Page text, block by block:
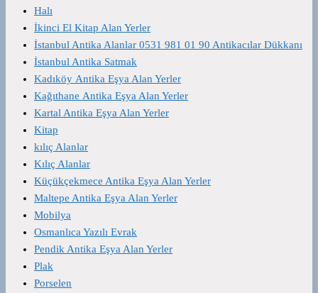
Halı
İkinci El Kitap Alan Yerler
İstanbul Antika Alanlar 0531 981 01 90 Antikacılar Dükkanı
İstanbul Antika Satmak
Kadıköy Antika Eşya Alan Yerler
Kağıthane Antika Eşya Alan Yerler
Kartal Antika Eşya Alan Yerler
Kitap
kılıç Alanlar
Kılıç Alanlar
Küçükçekmece Antika Eşya Alan Yerler
Maltepe Antika Eşya Alan Yerler
Mobilya
Osmanlıca Yazılı Evrak
Pendik Antika Eşya Alan Yerler
Plak
Porselen